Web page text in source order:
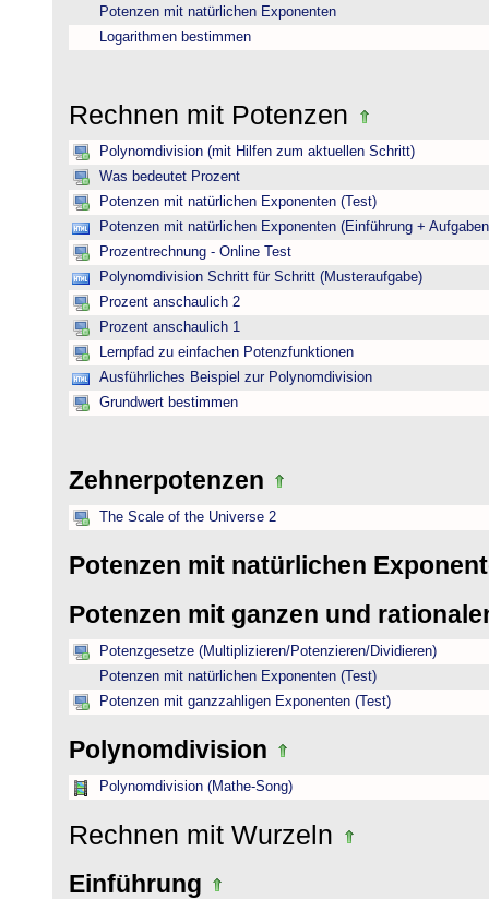
Potenzen mit natürlichen Exponenten
Logarithmen bestimmen
Rechnen mit Potenzen
Polynomdivision (mit Hilfen zum aktuellen Schritt)
Was bedeutet Prozent
Potenzen mit natürlichen Exponenten (Test)
Potenzen mit natürlichen Exponenten (Einführung +
Prozentrechnung - Online Test
Polynomdivision Schritt für Schritt (Musteraufgabe)
Prozent anschaulich 2
Prozent anschaulich 1
Lernpfad zu einfachen Potenzfunktionen
Ausführliches Beispiel zur Polynomdivision
Grundwert bestimmen
Zehnerpotenzen
The Scale of the Universe 2
Potenzen mit natürlichen
Potenzen mit ganzen und
Potenzgesetze (Multiplizieren/Potenzieren/Dividieren)
Potenzen mit natürlichen Exponenten (Test)
Potenzen mit ganzzahligen Exponenten (Test)
Polynomdivision
Polynomdivision (Mathe-Song)
Rechnen mit Wurzeln
Einführung